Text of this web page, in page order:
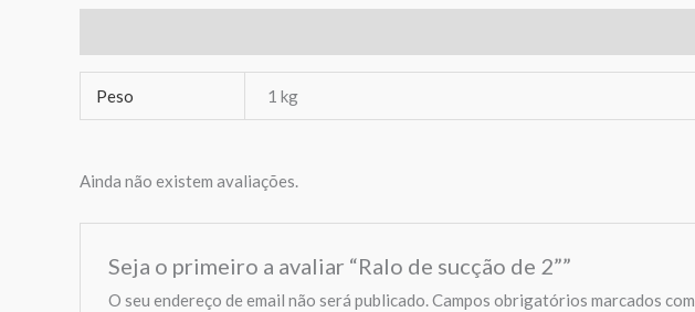
Peso 1 kg
Ainda não existem avaliações.
Seja o primeiro a avaliar “Ralo de sucção de 2””
O seu endereço de email não será publicado.Campos obrigatórios marcados com